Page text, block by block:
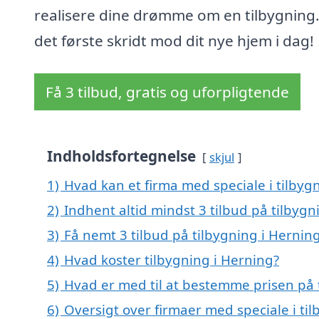
realisere dine drømme om en
det første skridt mod dit nye hjem i dag!
Få 3 tilbud, gratis og uforpligtende
Indholdsfortegnelse skjul
1) Hvad kan et firma med speciale i
2) Indhent altid mindst 3 tilbud på
3) Få nemt 3 tilbud på tilbygning i
4) Hvad koster tilbygning i Herning?
5) Hvad er med til at bestemme prisen
6) Oversigt over firmaer med speciale i